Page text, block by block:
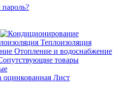
Теплоизоляция
Отопление и водоснабжение
товары
оцинкованная Лист